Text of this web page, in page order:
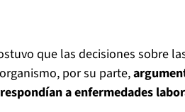
que las decisiones sobre
por su parte,
a enfermedades